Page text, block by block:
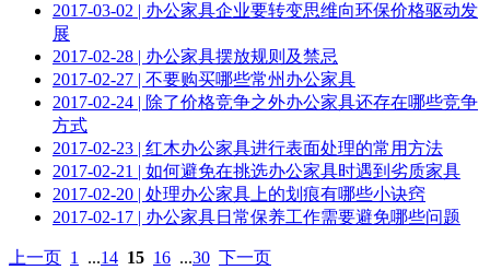
2017-03-02 | 办公家具企业要转变思维向环保价格驱动发
展
2017-02-28 | 办公家具摆放规则及禁忌
2017-02-27 | 不要购买哪些常州办公家具
2017-02-24 | 除了价格竞争之外办公家具还存在哪些竞争
方式
2017-02-23 | 红木办公家具进行表面处理的常用方法
2017-02-21 | 如何避免在挑选办公家具时遇到劣质家具
2017-02-20 | 处理办公家具上的划痕有哪些小诀窍
2017-02-17 | 办公家具日常保养工作需要避免哪些问题
上一页 1 ...14 15 16 ...30 下一页